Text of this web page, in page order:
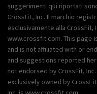
suggerimenti qui riportati
CrossFit, Inc. Il marchio
esclusivamente alla CrossFit,
www.crossfit.com. This page
and is not affiliated with or
and suggestions reported
not endorsed by CrossFit,
exclusively owned by